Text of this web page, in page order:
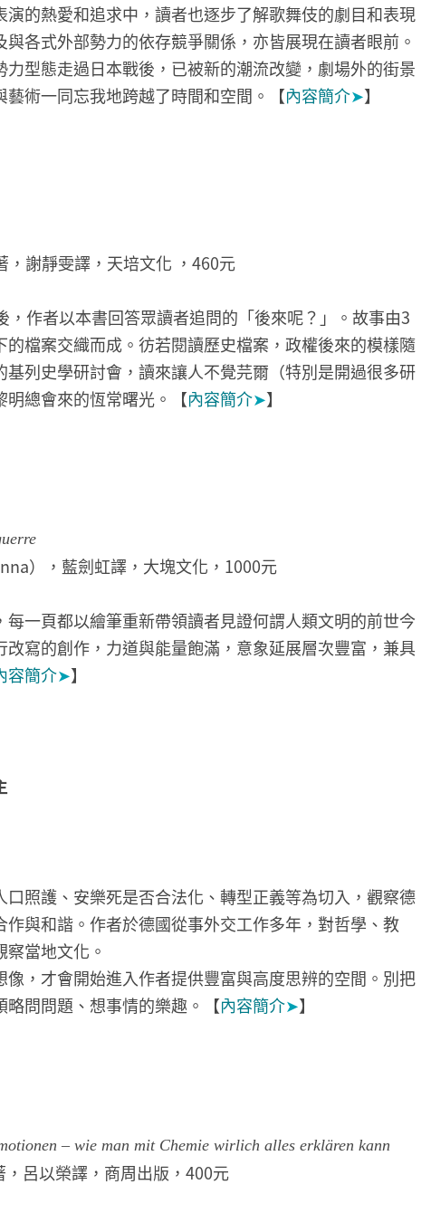
的熱愛和追求中，讀者也逐步了解歌舞伎的劇目和表現
各式外部勢力的依存競爭關係，亦皆展現在讀者眼前。
型態走過日本戰後，已被新的潮流改變，劇場外的街景
術一同忘我地跨越了時間和空間。【內容簡介➤】
謝靜雯譯，天培文化 ，460元
作者以本書回答眾讀者追問的「後來呢？」。故事由3
檔案交織而成。彷若閱讀歷史檔案，政權後來的模樣隨
列史學研討會，讀來讓人不覺芫爾（特別是開過很多研
總會來的恆常曙光。【內容簡介➤】
），藍劍虹譯，大塊文化，1000元
一頁都以繪筆重新帶領讀者見證何謂人類文明的前世今
寫的創作，力道與能量飽滿，意象延展層次豐富，兼具
容簡介➤】
照護、安樂死是否合法化、轉型正義等為切入，觀察德
與和諧。作者於德國從事外交工作多年，對哲學、教
當地文化。
，才會開始進入作者提供豐富與高度思辨的空間。別把
問問題、想事情的樂趣。【內容簡介➤】
– wie man mit Chemie wirlich alles erklären kann
呂以榮譯，商周出版，400元